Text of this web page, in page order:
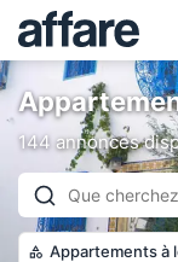
144 annonces
Appartements à